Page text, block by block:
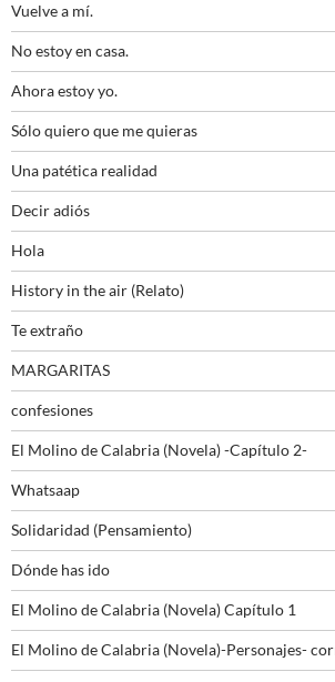
Vuelve a mí.
No estoy en casa.
Ahora estoy yo.
Sólo quiero que me quieras
Una patética realidad
Decir adiós
Hola
History in the air (Relato)
Te extraño
MARGARITAS
confesiones
El Molino de Calabria (Novela) -Capítulo 2-
Whatsaap
Solidaridad (Pensamiento)
Dónde has ido
El Molino de Calabria (Novela) Capítulo 1
El Molino de Calabria (Novela)-Personajes-